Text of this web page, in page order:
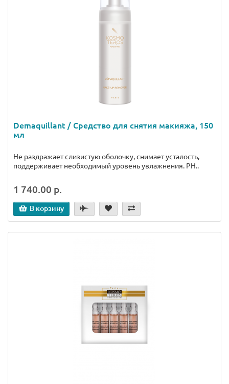
Demaquillant / Средство для снятия макияжа, 150
мл
Не раздражает слизистую оболочку, снимает усталость,
поддерживает необходимый уровень увлажнения. PH..
1 740.00 р.
В корзину